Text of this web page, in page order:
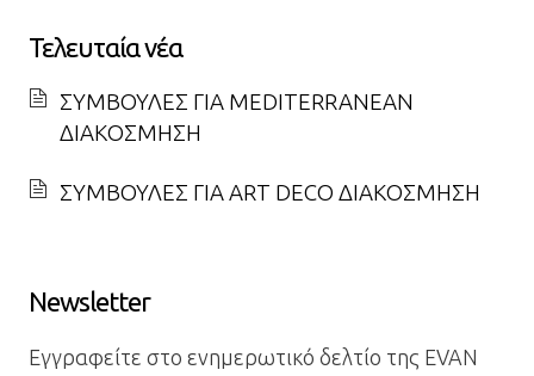
Τελευταία νέα
ΣΥΜΒΟΥΛΕΣ ΓΙΑ MEDITERRANEAN
ΔΙΑΚΟΣΜΗΣΗ
ΣΥΜΒΟΥΛΕΣ ΓΙΑ ART DECO ΔΙΑΚΟΣΜΗΣΗ
Newsletter
Εγγραφείτε στο ενημερωτικό δελτίο της EVAN